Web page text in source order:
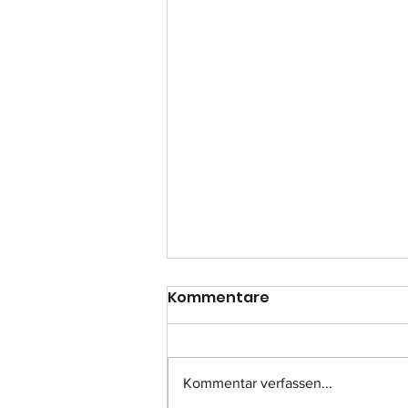
Einsatz-Nr.: 057
Kommentare
Kommentar verfassen...